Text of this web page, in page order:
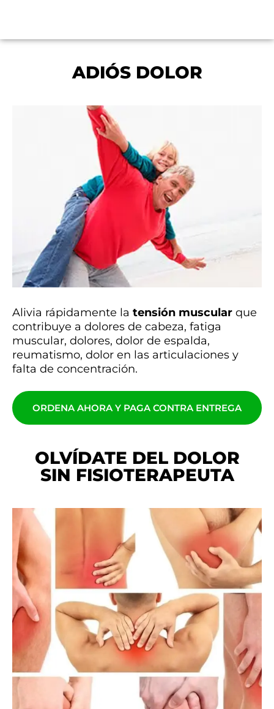
ADIÓS DOLOR
Alivia rápidamente la tensión muscular que
contribuye a dolores de cabeza, fatiga
muscular, dolores, dolor de espalda,
reumatismo, dolor en las articulaciones y
falta de concentración.
ORDENA AHORA Y PAGA CONTRA ENTREGA
OLVÍDATE DEL DOLOR
SIN FISIOTERAPEUTA